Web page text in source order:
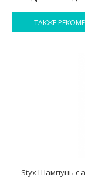
ТАКЖЕ
Styx Шампунь с